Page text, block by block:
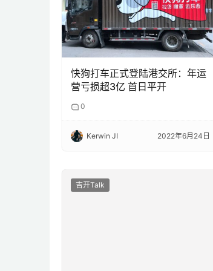
快狗打车正式登陆港交所：年运
营亏损超3亿 首日平开
0
Kerwin JI 2022年6月24日
吉开Talk